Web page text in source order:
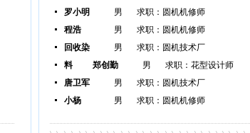
罗小明
男 求职：圆机机修师
程浩
男 求职：圆机机修师
回收染
料
男
求职：圆机技术厂
长
郑创勤
男 求职：花型设计师
唐卫军
男
求职：圆机技术厂
长
小杨
男 求职：圆机机修师